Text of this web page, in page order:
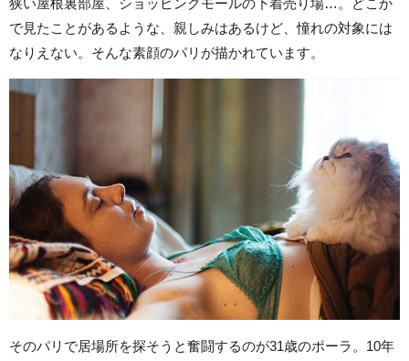
狭い屋根裏部屋、ショッピングモールの下着売り場…。どこか
で見たことがあるような、親しみはあるけど、憧れの対象には
なりえない。そんな素顔のパリが描かれています。
そのパリで居場所を探そうと奮闘するのが31歳のポーラ。10年